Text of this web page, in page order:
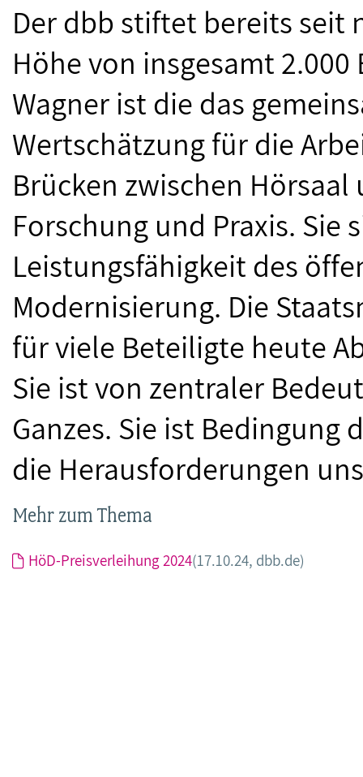
Der dbb stiftet bereits seit
Höhe von insgesamt
Wagner ist die das
Wertschätzung für die
Brücken zwischen
Forschung und Praxis.
Leistungsfähigkeit des
Modernisierung. Die
für viele Beteiligte heute
Sie ist von zentraler
Ganzes. Sie ist Bedingung
die Herausforderungen
Mehr zum Thema
HöD-Preisverleihung 2024(17.10.24, dbb.de)